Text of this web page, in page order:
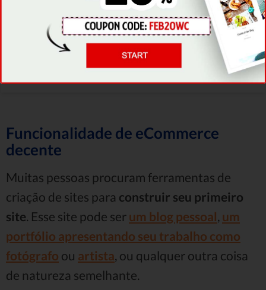
PEGAR OFERTA
Funcionalidade de eCommerce
decente
Muitas pessoas procuram ferramentas de
criação de sites para construir seu primeiro
site. Esse site pode ser um blog pessoal, um
portfólio apresentando seu trabalho como
fotógrafo ou artista, ou qualquer outra coisa
de natureza semelhante.